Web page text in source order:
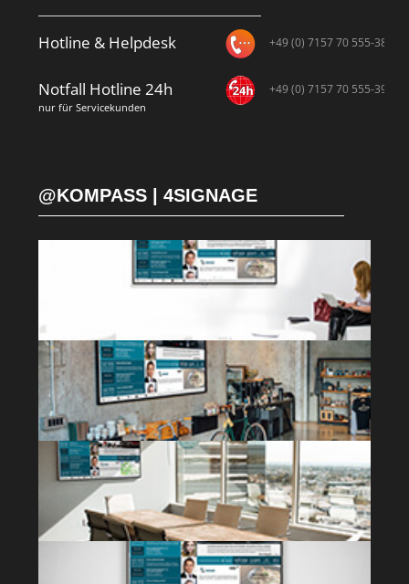
Hotline & Helpdesk +49 (0) 7157 70 555-38
Notfall Hotline 24h
nur für Servicekunden
+49 (0) 7157 70 555-39
@KOMPASS | 4SIGNAGE